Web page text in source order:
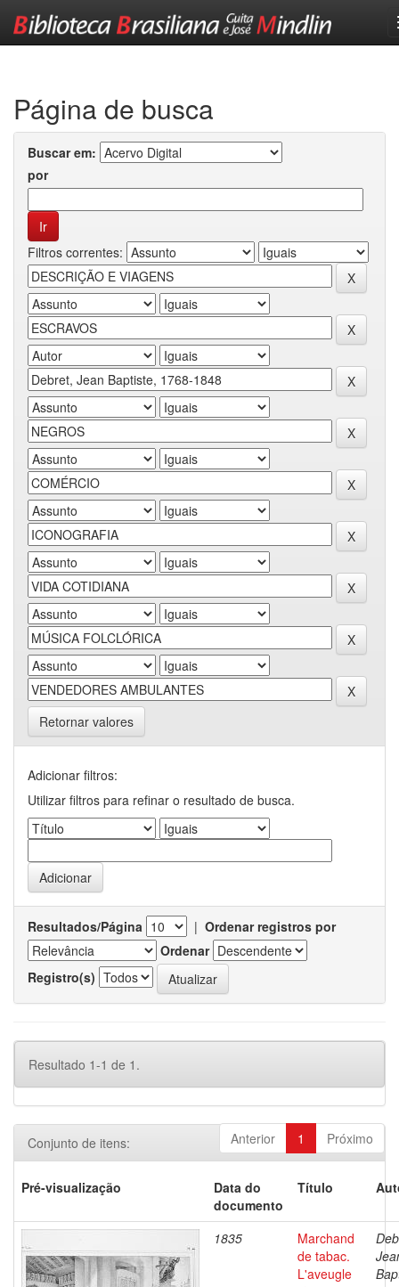
Página de busca
Buscar em:
por
Filtros correntes:
Retornar valores
Adicionar filtros:
Utilizar filtros para refinar o resultado de busca.
Resultados/Página | Ordenar registros por
Ordenar
Registro(s)
Resultado 1-1 de 1.
Anterior 1 Próximo
Conjunto de itens:
Pré-visualização
Data do
documento
Título
1835
Marchand
de tabac.
L'aveugle